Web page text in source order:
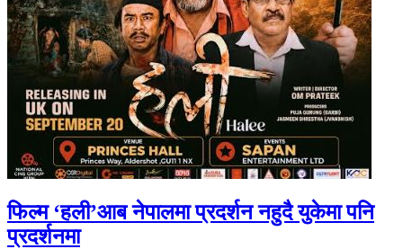
फिल्म ‘हली’आब नेपालमा प्रदर्शन नहुदै युकेमा पनि
प्रदर्शनमा